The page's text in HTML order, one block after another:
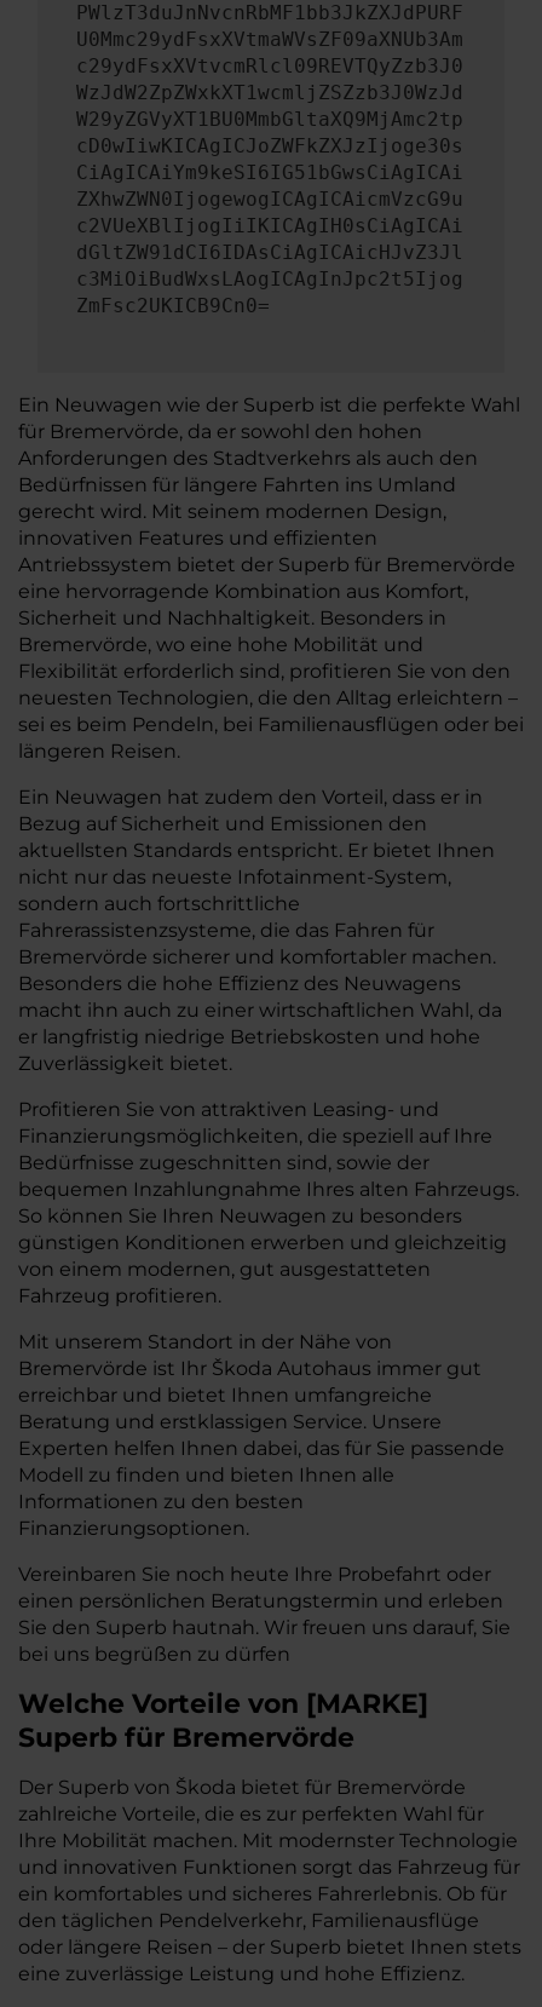
PWlzT3duJnNvcnRbMF1bb3JkZXJdPURF
U0Mmc29ydFsxXVtmaWVsZF09aXNUb3Am
c29ydFsxXVtvcmRlcl09REVTQyZzb3J0
WzJdW2ZpZWxkXT1wcmljZSZzb3J0WzJd
W29yZGVyXT1BU0MmbGltaXQ9MjAmc2tp
cD0wIiwKICAgICJoZWFkZXJzIjoge30s
CiAgICAiYm9keSI6IG51bGwsCiAgICAi
ZXhwZWN0IjogewogICAgICAicmVzcG9u
c2VUeXBlIjogIiIKICAgIH0sCiAgICAi
dGltZW91dCI6IDAsCiAgICAicHJvZ3Jl
c3MiOiBudWxsLAogICAgInJpc2t5Ijog
ZmFsc2UKICB9Cn0=
Ein Neuwagen wie der Superb ist die perfekte Wahl
für Bremervörde, da er sowohl den hohen
Anforderungen des Stadtverkehrs als auch den
Bedürfnissen für längere Fahrten ins Umland
gerecht wird. Mit seinem modernen Design,
innovativen Features und effizienten
Antriebssystem bietet der Superb für Bremervörde
eine hervorragende Kombination aus Komfort,
Sicherheit und Nachhaltigkeit. Besonders in
Bremervörde, wo eine hohe Mobilität und
Flexibilität erforderlich sind, profitieren Sie von den
neuesten Technologien, die den Alltag erleichtern –
sei es beim Pendeln, bei Familienausflügen oder bei
längeren Reisen.
Ein Neuwagen hat zudem den Vorteil, dass er in
Bezug auf Sicherheit und Emissionen den
aktuellsten Standards entspricht. Er bietet Ihnen
nicht nur das neueste Infotainment-System,
sondern auch fortschrittliche
Fahrerassistenzsysteme, die das Fahren für
Bremervörde sicherer und komfortabler machen.
Besonders die hohe Effizienz des Neuwagens
macht ihn auch zu einer wirtschaftlichen Wahl, da
er langfristig niedrige Betriebskosten und hohe
Zuverlässigkeit bietet.
Profitieren Sie von attraktiven Leasing- und
Finanzierungsmöglichkeiten, die speziell auf Ihre
Bedürfnisse zugeschnitten sind, sowie der
bequemen Inzahlungnahme Ihres alten Fahrzeugs.
So können Sie Ihren Neuwagen zu besonders
günstigen Konditionen erwerben und gleichzeitig
von einem modernen, gut ausgestatteten
Fahrzeug profitieren.
Mit unserem Standort in der Nähe von
Bremervörde ist Ihr Škoda Autohaus immer gut
erreichbar und bietet Ihnen umfangreiche
Beratung und erstklassigen Service. Unsere
Experten helfen Ihnen dabei, das für Sie passende
Modell zu finden und bieten Ihnen alle
Informationen zu den besten
Finanzierungsoptionen.
Vereinbaren Sie noch heute Ihre Probefahrt oder
einen persönlichen Beratungstermin und erleben
Sie den Superb hautnah. Wir freuen uns darauf, Sie
bei uns begrüßen zu dürfen
Welche Vorteile von [MARKE]
Superb für Bremervörde
Der Superb von Škoda bietet für Bremervörde
zahlreiche Vorteile, die es zur perfekten Wahl für
Ihre Mobilität machen. Mit modernster Technologie
und innovativen Funktionen sorgt das Fahrzeug für
ein komfortables und sicheres Fahrerlebnis. Ob für
den täglichen Pendelverkehr, Familienausflüge
oder längere Reisen – der Superb bietet Ihnen stets
eine zuverlässige Leistung und hohe Effizienz.